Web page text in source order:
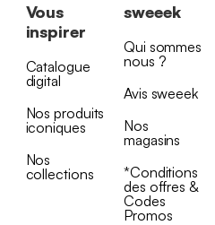
Vous
inspirer
Catalogue
digital
Nos produits
iconiques
Nos
collections
sweeek
Qui sommes
nous ?
Avis sweeek
Nos
magasins
*Conditions
des offres &
Codes
Promos